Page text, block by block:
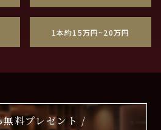
1本約15万円~20万円
料プレゼント /